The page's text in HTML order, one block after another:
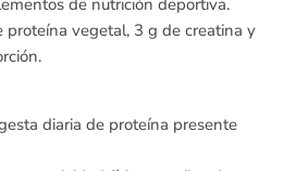
de nutrición deportiva.
vegetal, 3 g de creatina y
diaria de proteína presente